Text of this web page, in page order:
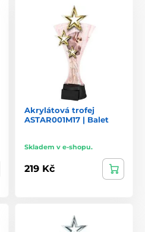
Akrylátová trofej
ASTAR001M17 | Balet
Skladem v e-shopu.
219 Kč